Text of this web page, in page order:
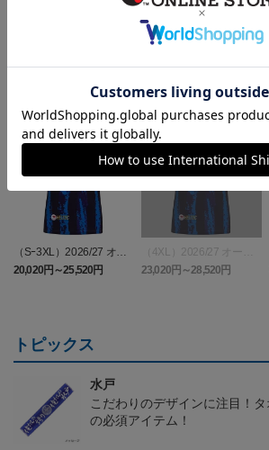
（Sｰ3XL）2026/27 オー
センティックユニフォー
ム FP 1st
20,020円～25,520円
（4XL）2026/27 オーセ
ンティックユニフォーム
FP 1st
23,020円～28,520円
トピックス
水戸
こだわりのデザインに注目！
の必須アイテム！